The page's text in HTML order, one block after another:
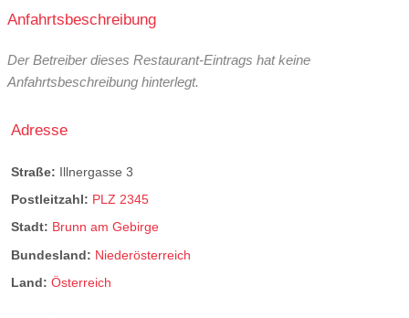
Anfahrtsbeschreibung
Der Betreiber dieses Restaurant-Eintrags hat keine
Anfahrtsbeschreibung hinterlegt.
Adresse
Straße: Illnergasse 3
Postleitzahl: PLZ 2345
Stadt: Brunn am Gebirge
Bundesland: Niederösterreich
Land: Österreich